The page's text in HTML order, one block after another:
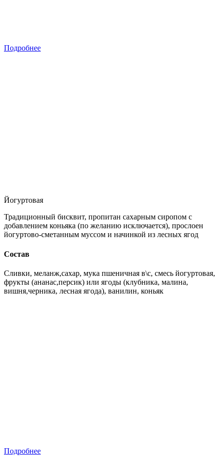
Подробнее
Йогуртовая
Традиционный бисквит, пропитан сахарным сиропом с
добавлением коньяка (по желанию исключается), прослоен
йогуртово-сметанным муссом и начинкой из лесных ягод
Состав
Сливки, меланж,сахар, мука пшеничная в\с, смесь йогуртовая,
фрукты (ананас,персик) или ягоды (клубника, малина,
вишня,черника, лесная ягода), ванилин, коньяк
Подробнее